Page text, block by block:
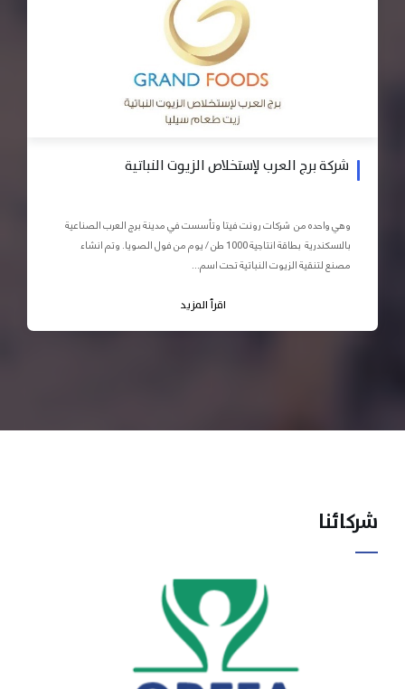
شركة برج العرب لإستخلاص الزيوت النباتية
وهي واحده من شركات رونت فيتا وتأسست في مدينة برج العرب الصناعية
بالاسكندرية بطاقة انتاجية 1000 طن / يوم من فول الصويا. وتم انشاء
مصنع لتنقية الزيوت النباتية تحت اسم...
اقرأ المزيد
شركائنا